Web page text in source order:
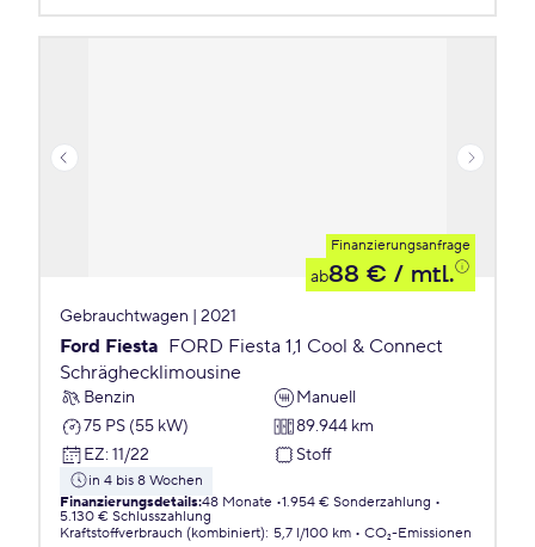
Finanzierungsanfrage
ab88 € / mtl.
Gebrauchtwagen | 2021
Ford Fiesta FORD Fiesta 1,1 Cool & Connect
Schräghecklimousine
Benzin
Manuell
75 PS (55 kW)
89.944 km
EZ: 11/22 Stoff
in 4 bis 8 Wochen
Finanzierungsdetails:48 Monate 1.954 € Sonderzahlung
5.130 € Schlusszahlung
Kraftstoffverbrauch (kombiniert): 5,7 l/100 km
CO₂-Emissionen